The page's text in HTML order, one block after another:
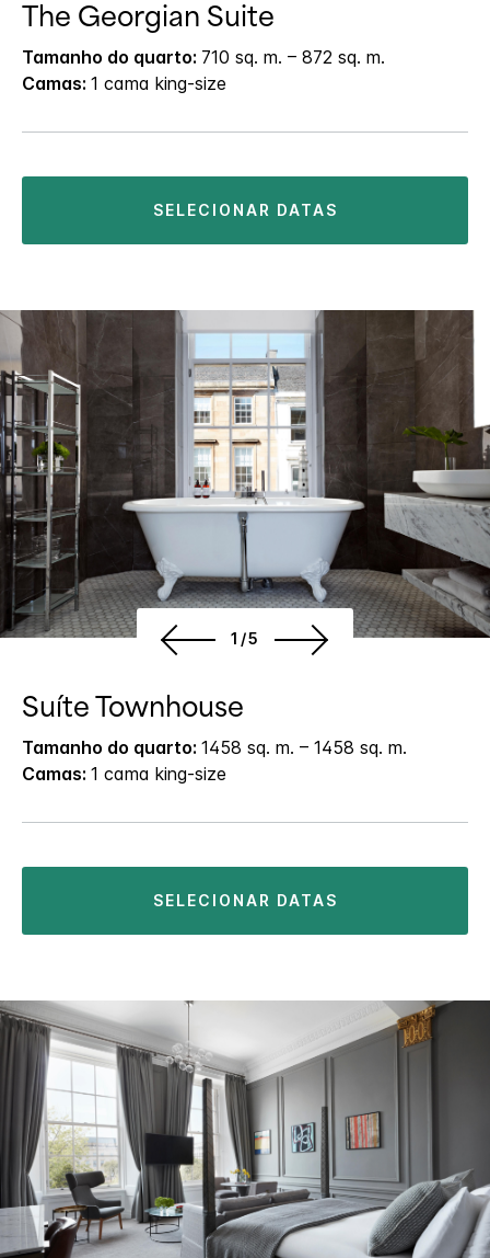
The Georgian Suite
Tamanho do quarto: 710 sq. m. – 872 sq. m.
Camas: 1 cama king-size
SELECIONAR DATAS
1/5
Suíte Townhouse
Tamanho do quarto: 1458 sq. m. – 1458 sq. m.
Camas: 1 cama king-size
SELECIONAR DATAS